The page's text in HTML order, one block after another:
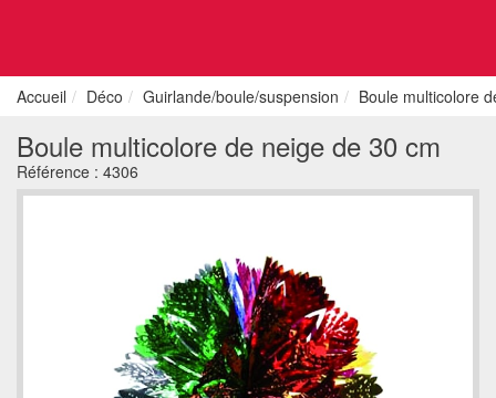
Accueil Déco Guirlande/boule/suspension Boule multicolore
Boule multicolore de neige de 30 cm
Référence : 4306